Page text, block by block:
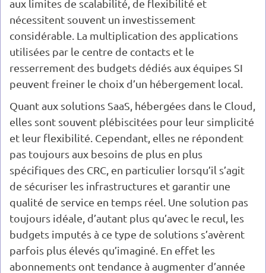
aux limites de scalabilité, de flexibilité et
nécessitent souvent un investissement
considérable. La multiplication des applications
utilisées par le centre de contacts et le
resserrement des budgets dédiés aux équipes SI
peuvent freiner le choix d’un hébergement local.
Quant aux solutions SaaS, hébergées dans le Cloud,
elles sont souvent plébiscitées pour leur simplicité
et leur flexibilité. Cependant, elles ne répondent
pas toujours aux besoins de plus en plus
spécifiques des CRC, en particulier lorsqu’il s’agit
de sécuriser les infrastructures et garantir une
qualité de service en temps réel. Une solution pas
toujours idéale, d’autant plus qu’avec le recul, les
budgets imputés à ce type de solutions s’avèrent
parfois plus élevés qu’imaginé. En effet les
abonnements ont tendance à augmenter d’année